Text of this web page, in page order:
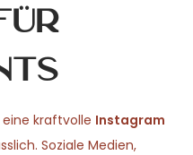
kraftvolle Instagram
Soziale Medien,